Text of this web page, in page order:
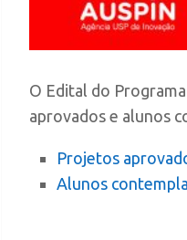
O Edital do
aprovados e alunos
Projetos
Alunos